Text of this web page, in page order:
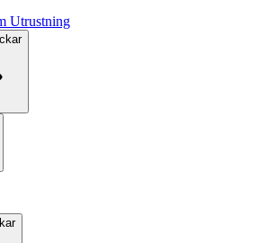
Utrustning